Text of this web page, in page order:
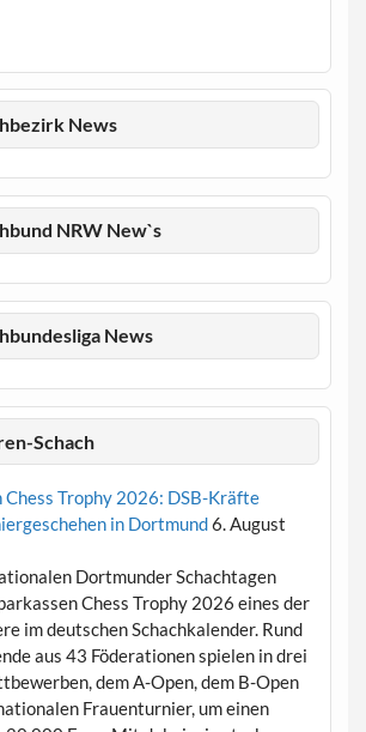
News
NRW New`s
News
Schach
Chess Trophy 2026: DSB-Kräfte
in Dortmund6. August
Dortmunder Schachtagen
Chess Trophy 2026 eines der
im deutschen Schachkalender. Rund
aus 43 Föderationen spielen in drei
dem A-Open, dem B-Open
Frauenturnier, um einen